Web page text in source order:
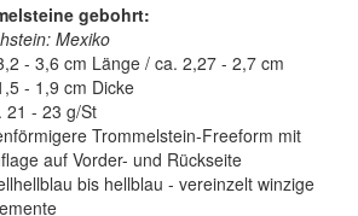
gebohrt:
Mexiko
- 3,6 cm Länge / ca. 2,27 - 2,7 cm
- 1,9 cm Dicke
21 - 23 g/St
Trommelstein-Freeform mit
auf Vorder- und Rückseite
bis hellblau - vereinzelt winzige